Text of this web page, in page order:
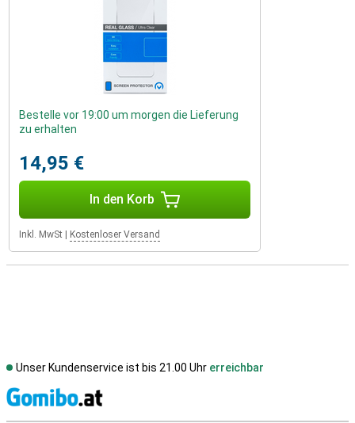
Bestelle vor 19:00 um morgen die Lieferung
zu erhalten
14,95 €
In den Korb
Inkl. MwSt Kostenloser Versand
Unser Kundenservice ist bis 21.00 Uhr erreichbar